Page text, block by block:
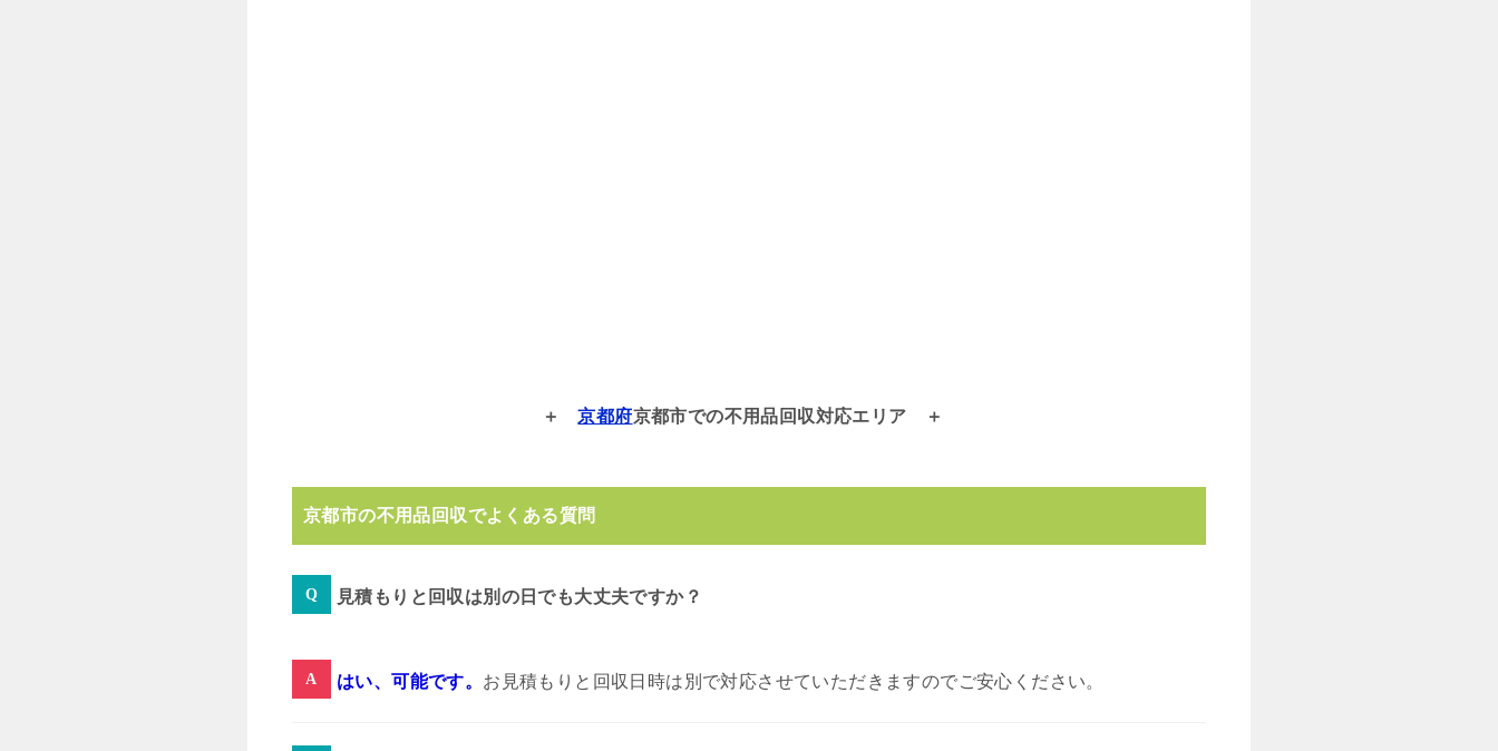
京都府京都市での不用品回収対応エリア
京都市の不用品回収でよくある質問
見積もりと回収は別の日でも大丈夫ですか？
はい、可能です。 お見積もりと回収日時は別で対応させていただきますのでご安心ください。